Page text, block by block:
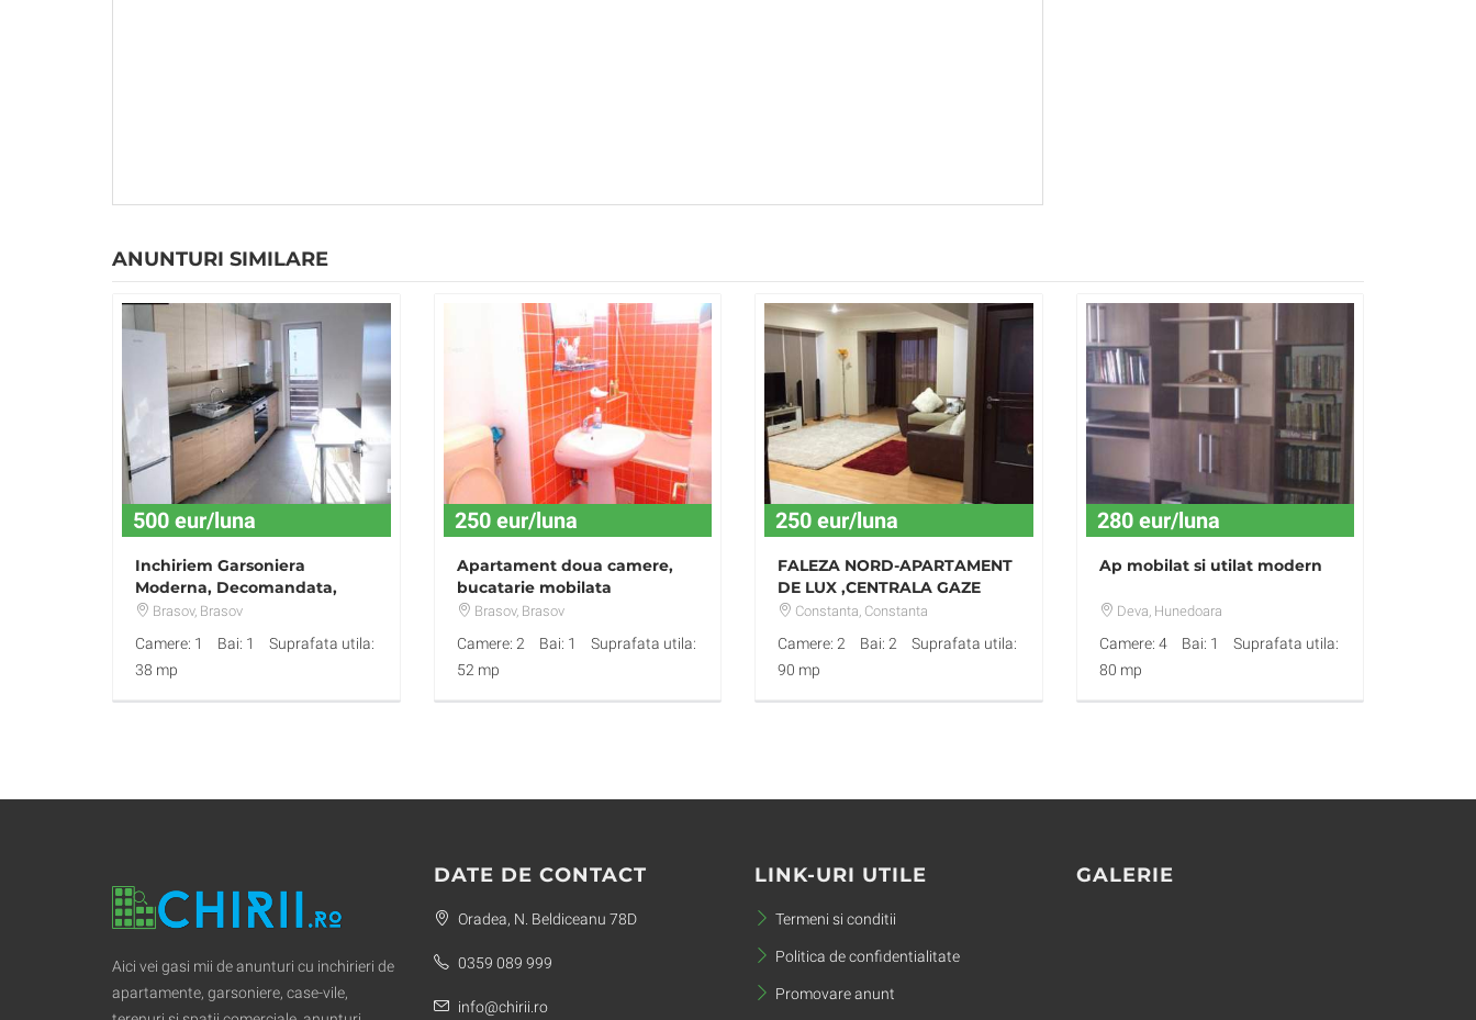
ANUNTURI SIMILARE
500 eur/luna
Inchiriem Garsoniera
Moderna, Decomandata,
Avantgarden
Brasov, Brasov
Camere: 1 Bai: 1
Suprafata utila:
38 mp
250 eur/luna
Apartament doua camere,
bucatarie mobilata
Brasov, Brasov
Camere: 2 Bai: 1
Suprafata utila:
52 mp
250 eur/luna
FALEZA NORD-APARTAMENT
DE LUX ,CENTRALA GAZE
Constanta, Constanta
Camere: 2 Bai: 2
Suprafata utila:
90 mp
280 eur/luna
Ap mobilat si utilat modern
Deva, Hunedoara
Camere: 4 Bai: 1
Suprafata utila:
80 mp
Aici vei gasi mii de anunturi cu inchirieri de
apartamente, garsoniere, case-vile,
DATE DE CONTACT
Oradea, N. Beldiceanu 78D
0359 089 999
info@chirii.ro
LINK-URI UTILE
Termeni si conditii
Politica de confidentialitate
Promovare anunt
GALERIE